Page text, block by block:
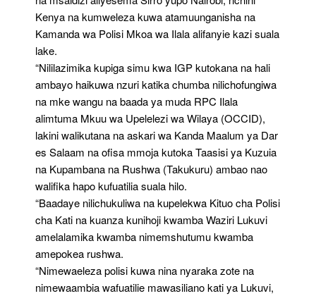
Kenya na kumweleza kuwa atamuunganisha na
Kamanda wa Polisi Mkoa wa Ilala alifanyie kazi suala
lake.
“Nililazimika kupiga simu kwa IGP kutokana na hali
ambayo haikuwa nzuri katika chumba nilichofungiwa
na mke wangu na baada ya muda RPC Ilala
alimtuma Mkuu wa Upelelezi wa Wilaya (OCCID),
lakini walikutana na askari wa Kanda Maalum ya Dar
es Salaam na ofisa mmoja kutoka Taasisi ya Kuzuia
na Kupambana na Rushwa (Takukuru) ambao nao
walifika hapo kufuatilia suala hilo.
“Baadaye nilichukuliwa na kupelekwa Kituo cha Polisi
cha Kati na kuanza kunihoji kwamba Waziri Lukuvi
amelalamika kwamba nimemshutumu kwamba
amepokea rushwa.
“Nimewaeleza polisi kuwa nina nyaraka zote na
nimewaambia wafuatilie mawasiliano kati ya Lukuvi,